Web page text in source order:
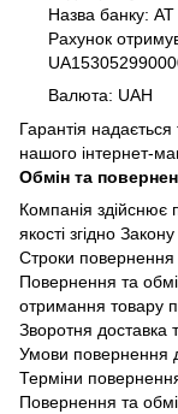
Назва банку:
Рахунок
Валюта: UAH
Гарантія
нашого інтернет-
Обмін та
Компанія здійснює
якості згідно
Строки повернення
Повернення та
отримання товару
Зворотня доставка
Умови повернення
Терміни
Повернення та